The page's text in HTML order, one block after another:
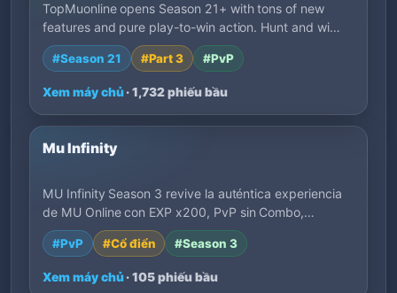
TopMuonline opens Season 21+ with tons of new
features and pure play-to-win action. Hunt and wi…
#Season 21 #Part 3 #PvP
Xem máy chủ· 1,732 phiếu bầu
Mu Infinity
MU Infinity Season 3 revive la auténtica experiencia
de MU Online con EXP x200, PvP sin Combo,…
#PvP #Cổ điển #Season 3
Xem máy chủ· 105 phiếu bầu